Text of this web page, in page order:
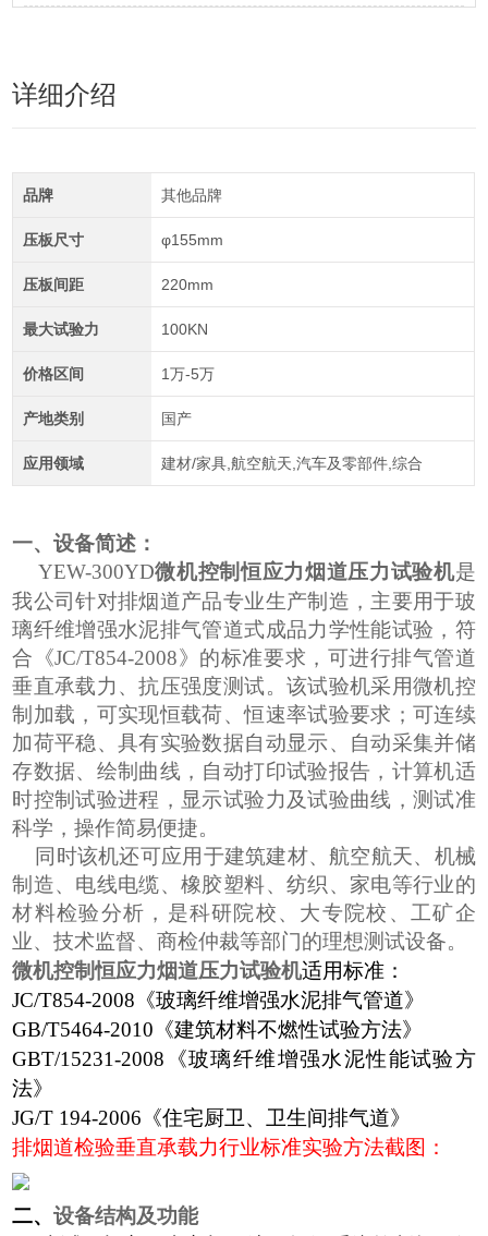
详细介绍
品牌 其他品牌
压板尺寸 φ155mm
压板间距 220mm
最大试验力 100KN
价格区间 1万-5万
产地类别 国产
应用领域 建材/家具,航空航天,汽车及零部件,综合
一、设备简述：
YEW-300YD微机控制恒应力烟道压力试验机是
我公司针对排烟道产品专业生产制造，主要用于玻
璃纤维增强水泥排气管道式成品力学性能试验，符
合《JC/T854-2008》的标准要求，可进行排气管道
垂直承载力、抗压强度测试。该试验机采用微机控
制加载，可实现恒载荷、恒速率试验要求；可连续
加荷平稳、具有实验数据自动显示、自动采集并储
存数据、绘制曲线，自动打印试验报告，计算机适
时控制试验进程，显示试验力及试验曲线，测试准
科学，操作简易便捷。
同时该机还可应用于建筑建材、航空航天、机械
制造、电线电缆、橡胶塑料、纺织、家电等行业的
材料检验分析，是科研院校、大专院校、工矿企
业、技术监督、商检仲裁等部门的理想测试设备。
微机控制恒应力烟道压力试验机适用标准：
JC/T854-2008 《玻璃纤维增强水泥排气管道》
GB/T5464-2010 《建筑材料不燃性试验方法》
GBT/15231-2008 《玻璃纤维增强水泥性能试验方
法》
JG/T 194-2006 《住宅厨卫、卫生间排气道》
排烟道检验垂直承载力行业标准实验方法截图：
二、设备结构及功能